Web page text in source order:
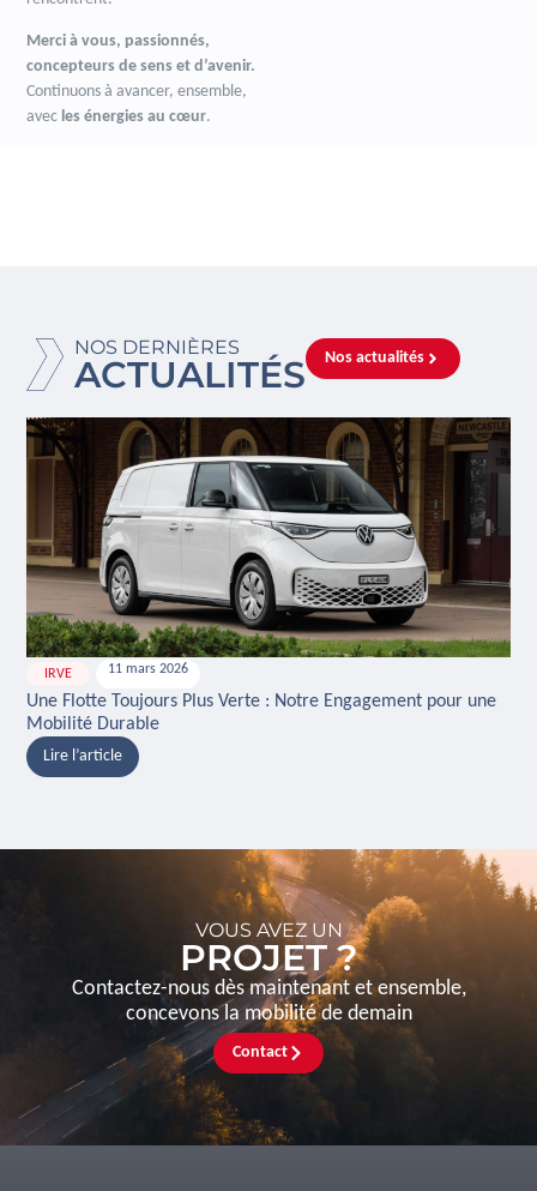
Merci à vous, passionnés,
concepteurs de sens et d’avenir.
Continuons à avancer, ensemble,
avec les énergies au cœur.
NOS DERNIÈRES
ACTUALITÉS Nos actualités
IRVE 11 mars 2026
Une Flotte Toujours Plus Verte : Notre Engagement pour une
Mobilité Durable
Lire l’article
VOUS AVEZ UN
PROJET ?
Contactez-nous dès maintenant et ensemble,
concevons la mobilité de demain
Contact